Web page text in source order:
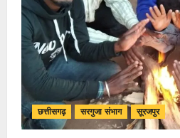
छत्तीसगढ़ सरगुजा संभाग सूरजपुर